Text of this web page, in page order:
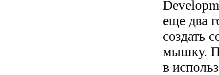
еще два
создать
мышку.
в